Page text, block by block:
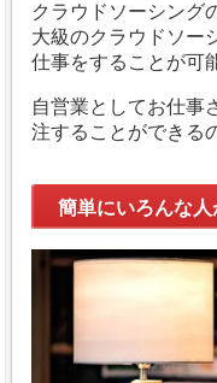
クラウドソーシング
大級のクラウドソー
仕事をすることが可
自営業としてお仕事
注することができる
簡単にいろんな